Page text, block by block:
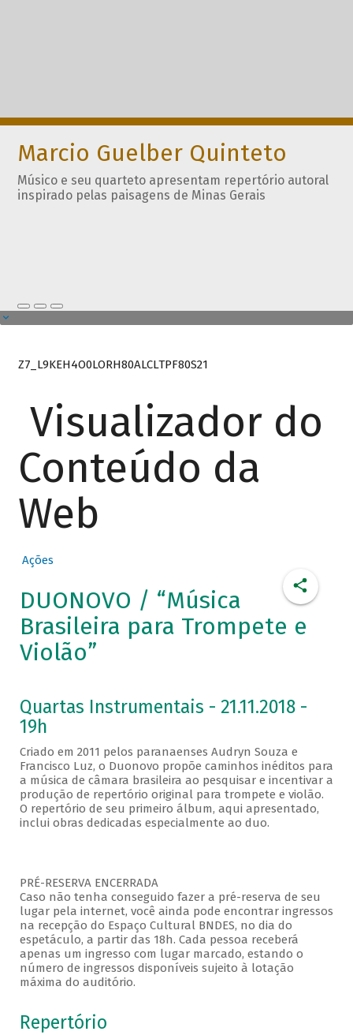
Marcio Guelber Quinteto
Músico e seu quarteto apresentam repertório autoral
inspirado pelas paisagens de Minas Gerais
Z7_L9KEH4O0LORH80ALCLTPF80S21
Visualizador do
Conteúdo da
Web
Ações
DUONOVO / “Música
Brasileira para Trompete e
Violão”
Quartas Instrumentais - 21.11.2018 -
19h
Criado em 2011 pelos paranaenses Audryn Souza e
Francisco Luz, o Duonovo propõe caminhos inéditos para
a música de câmara brasileira ao pesquisar e incentivar a
produção de repertório original para trompete e violão.
O repertório de seu primeiro álbum, aqui apresentado,
inclui obras dedicadas especialmente ao duo.
PRÉ-RESERVA ENCERRADA
Caso não tenha conseguido fazer a pré-reserva de seu
lugar pela internet, você ainda pode encontrar ingressos
na recepção do Espaço Cultural BNDES, no dia do
espetáculo, a partir das 18h. Cada pessoa receberá
apenas um ingresso com lugar marcado, estando o
número de ingressos disponíveis sujeito à lotação
máxima do auditório.
Repertório